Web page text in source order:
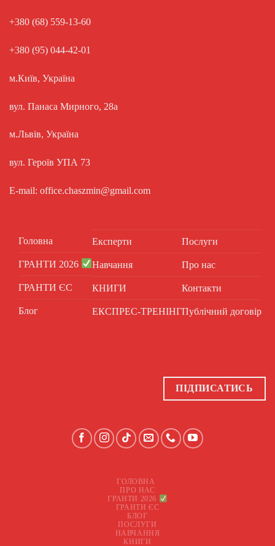
+380 (68) 559-13-60
+380 (95) 044-42-01
м.Київ, Україна
вул. Панаса Мирного, 28а
м.Львів, Україна
вул. Героїв УПА 73
E-mail: office.chaszmin@gmail.com
Головна
ГРАНТИ 2026
ГРАНТИ ЄС
Блог
Експерти
Навчання
КНИГИ
ЕКСПРЕС-ТРЕНІНГ
Послуги
Про нас
Контакти
Публічний договір
ПІДПИСАТИСЬ
ГОЛОВНА
ПРО НАС
ГРАНТИ 2026
ГРАНТИ ЄС
БЛОГ
ПОСЛУГИ
НАВЧАННЯ
КНИГИ